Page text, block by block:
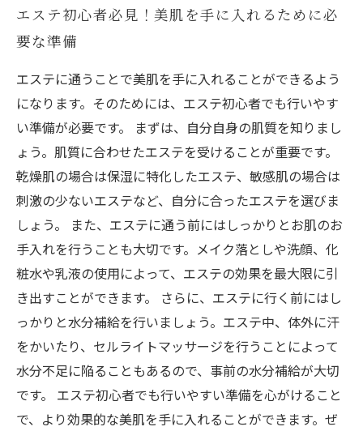
エステ初心者必見！美肌を手に入れるために必
要な準備
エステに通うことで美肌を手に入れることができるよう
になります。そのためには、エステ初心者でも行いやす
い準備が必要です。 まずは、自分自身の肌質を知りまし
ょう。肌質に合わせたエステを受けることが重要です。
乾燥肌の場合は保湿に特化したエステ、敏感肌の場合は
刺激の少ないエステなど、自分に合ったエステを選びま
しょう。 また、エステに通う前にはしっかりとお肌のお
手入れを行うことも大切です。メイク落としや洗顔、化
粧水や乳液の使用によって、エステの効果を最大限に引
き出すことができます。 さらに、エステに行く前にはし
っかりと水分補給を行いましょう。エステ中、体外に汗
をかいたり、セルライトマッサージを行うことによって
水分不足に陥ることもあるので、事前の水分補給が大切
です。 エステ初心者でも行いやすい準備を心がけること
で、より効果的な美肌を手に入れることができます。ぜ